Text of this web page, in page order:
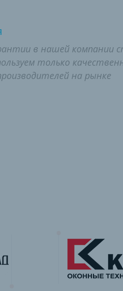
в нашей компании
только
на рынке